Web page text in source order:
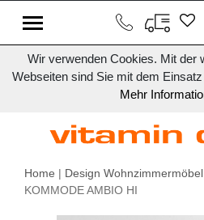
Wir verwenden Cookies. Mit der
Webseiten sind Sie mit dem
Mehr
Home | Design Wohnzimmermöbel
KOMMODE AMBIO HI